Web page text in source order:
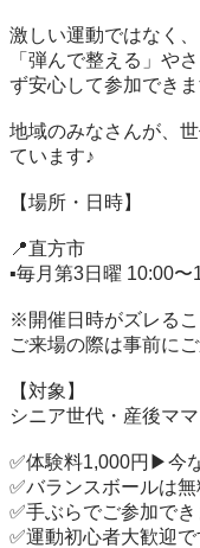
激しい運動ではなく、
「弾んで整える」や
ず安心して参加できま
地域のみなさんが、
ています♪
【場所・日時】
📍直方市
▪毎月第3日曜 10:00
※開催日時がズレる
ご来場の際は事前にご
【対象】
シニア世代・産後マ
✅体験料1,000円▶︎今
✅バランスボールは
✅手ぶらでご参加でき
✅運動初心者大歓迎で